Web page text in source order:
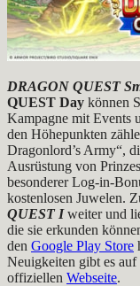
DRAGON QUEST
QUEST Day können
Kampagne mit Events
den Höhepunkten
Dragonlord’s Army“,
Ausrüstung von
besonderer Log-in-
kostenlosen Juwelen.
QUEST Iweiter und
die sie erkunden
den Google Play Store
Neuigkeiten gibt es auf
offiziellen Webseite.